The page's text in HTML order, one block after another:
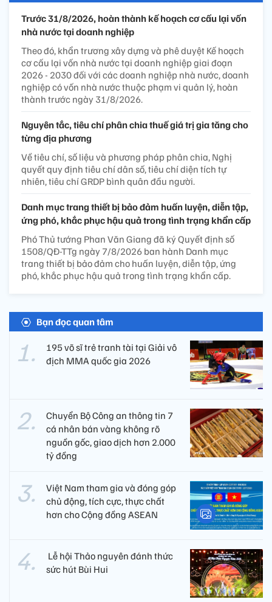
Trước 31/8/2026, hoàn thành kế hoạch cơ cấu lại vốn
nhà nước tại doanh nghiệp
Theo đó, khẩn trương xây dựng và phê duyệt Kế hoạch
cơ cấu lại vốn nhà nước tại doanh nghiệp giai đoạn
2026 - 2030 đối với các doanh nghiệp nhà nước, doanh
nghiệp có vốn nhà nước thuộc phạm vi quản lý, hoàn
thành trước ngày 31/8/2026.
Nguyên tắc, tiêu chí phân chia thuế giá trị gia tăng cho
từng địa phương
Về tiêu chí, số liệu và phương pháp phân chia, Nghị
quyết quy định tiêu chí dân số, tiêu chí diện tích tự
nhiên, tiêu chí GRDP bình quân đầu người.
Danh mục trang thiết bị bảo đảm huấn luyện, diễn tập,
ứng phó, khắc phục hậu quả trong tình trạng khẩn cấp
Phó Thủ tướng Phan Văn Giang đã ký Quyết định số
1508/QĐ-TTg ngày 7/8/2026 ban hành Danh mục
trang thiết bị bảo đảm cho huấn luyện, diễn tập, ứng
phó, khắc phục hậu quả trong tình trạng khẩn cấp.
Bạn đọc quan tâm
195 võ sĩ trẻ tranh tài tại Giải vô
địch MMA quốc gia 2026
Chuyển Bộ Công an thông tin 7
cá nhân bán vàng không rõ
nguồn gốc, giao dịch hơn 2.000
tỷ đồng
Việt Nam tham gia và đóng góp
chủ động, tích cực, thực chất
hơn cho Cộng đồng ASEAN
​ Lễ hội Thảo nguyên đánh thức
sức hút Bùi Hui